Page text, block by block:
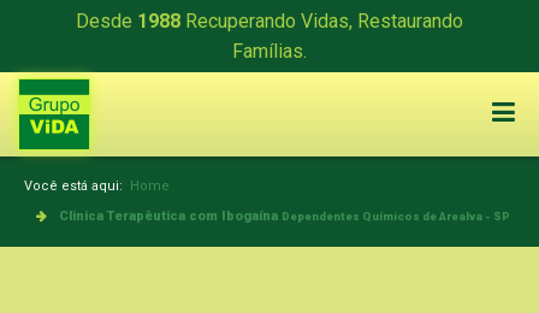
Desde 1988 Recuperando Vidas, Restaurando
Famílias.
Você está aqui: Home
Clinica Terapêutica com Ibogaína Dependentes Químicos de Arealva - SP